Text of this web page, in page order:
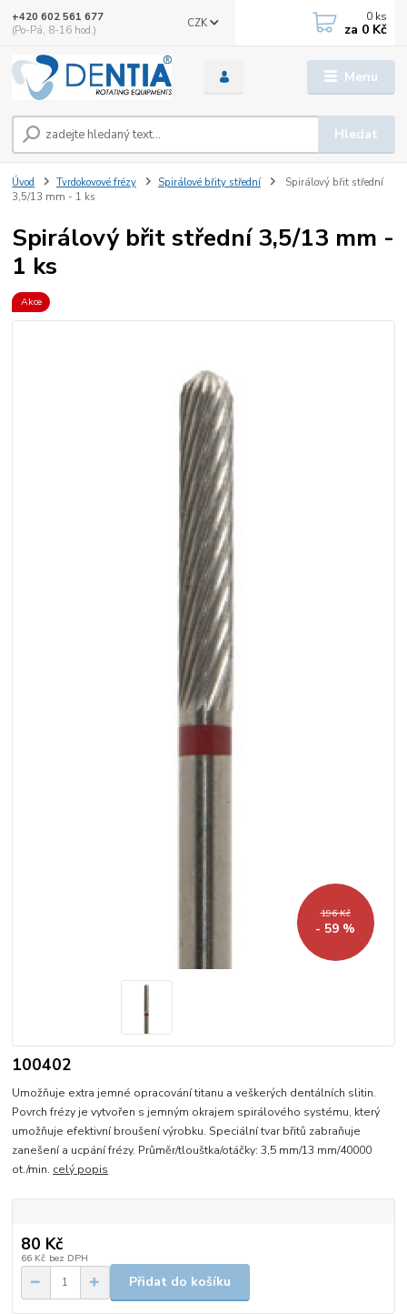
Menu
CZK
Hledat
+420 602 561 677
(Po-Pá, 8-16 hod.)
0 ks
za 0 Kč
Úvod Tvrdokovové frézy Spirálové břity střední
Spirálový břit střední
3,5/13 mm - 1 ks
Spirálový břit střední 3,5/13 mm -
1 ks
Akce
196 Kč
- 59 %
100402
Umožňuje extra jemné opracování titanu a veškerých dentálních slitin.
Povrch frézy je vytvořen s jemným okrajem spirálového systému, který
umožňuje efektivní broušení výrobku. Speciální tvar břitů zabraňuje
zanešení a ucpání frézy. Průměr/tlouštka/otáčky: 3,5 mm/13 mm/40000
ot./min. celý popis
80 Kč
66 Kč bez DPH
Přidat do košíku